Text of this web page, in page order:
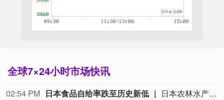
全球7×24小时市场快讯
02:54 PM 日本食品自给率跌至历史新低
日本农林水产省8月7日公布的数据显示，2025财年，即2025年4月至2026年3月，按热量计算的日本食品自给率下降1个百分点至37%，为历史最低水平。日本食品自给率是指国内生产的食品占国内食品总供给的比例。日本农林水产省表示，大米消费减少是食品自给率下降的重要原因。日本大米消费长期以来主要依靠本国供应，是日本食品自给率的重要支撑。米价上涨导致居民大米消费减少，国产大米提供的热量随之减少，显著拉低日本整体食品自给率。（CCTV国际时讯）